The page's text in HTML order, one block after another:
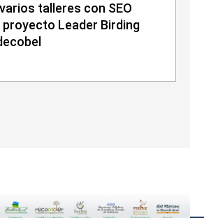
talleres con SEO
proyecto Leader Birding